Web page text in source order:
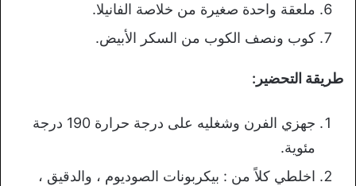
ملعقة واحدة صغيرة من خلاصة الفانيلا.
كوب ونصف الكوب من السكر الأبيض.
طريقة التحضير:
جهزي الفرن وشغليه على درجة حرارة 190 درجة
مئوية.
اخلطي كلاً من : بيكربونات الصوديوم ، والدقيق ،